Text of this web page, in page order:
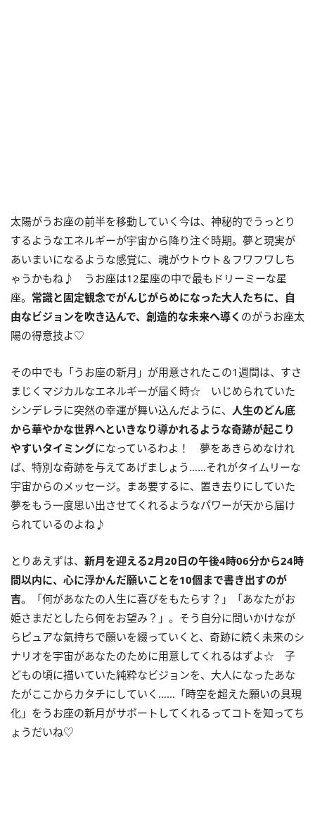
太陽がうお座の前半を移動していく今は、神秘的でうっとり
するようなエネルギーが宇宙から降り注ぐ時期。夢と現実が
あいまいになるような感覚に、魂がウトウト＆フワフワしち
ゃうかもね♪ うお座は12星座の中で最もドリーミーな星
座。 常識と固定観念でがんじがらめになった大人たちに、自
由なビジョンを吹き込んで、創造的な未来へ導く のがうお座太
陽の得意技よ♡
その中でも「うお座の新月」が用意されたこの1週間は、すさ
まじくマジカルなエネルギーが届く時☆ いじめられていた
シンデレラに突然の幸運が舞い込んだように、 人生のどん底
から華やかな世界へといきなり導かれるような奇跡が起こり
やすいタイミングになっているわよ！ 夢をあきらめなけれ
ば、特別な奇跡を与えてあげましょう……それがタイムリーな
宇宙からのメッセージ。まあ要するに、置き去りにしていた
夢をもう一度思い出させてくれるようなパワーが天から届け
られているのよね♪
とりあえずは、 新月を迎える2月20日の午後4時06分から24時
間以内に、 心に浮かんだ願いことを10個まで書き出すのが
吉。「何があなたの人生に喜びをもたらす？」「あなたがお
姫さまだとしたら何をお望み？」。そう自分に問いかけなが
らピュアな氣持ちで願いを綴っていくと、奇跡に続く未来のシ
ナリオを宇宙があなたのために用意してくれるはずよ☆ 子
どもの頃に描いていた純粋なビジョンを、大人になったあな
たがここからカタチにしていく……「時空を超えた願いの具現
化」をうお座の新月がサポートしてくれるってコトを知ってち
ょうだいね♡